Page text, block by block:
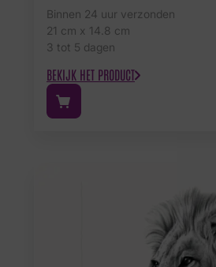
Binnen 24 uur verzonden
21 cm x 14.8 cm
3 tot 5 dagen
BEKIJK HET PRODUCT